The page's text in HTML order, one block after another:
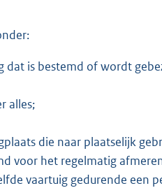
dat is bestemd of wordt
alles;
die naar plaatselijk
voor het regelmatig
vaartuig gedurende een